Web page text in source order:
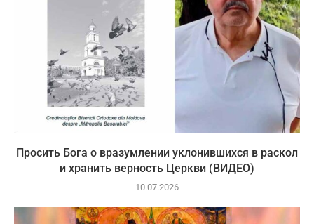
Просить Бога о вразумлении уклонившихся в раскол
и хранить верность Церкви (ВИДЕО)
10.07.2026